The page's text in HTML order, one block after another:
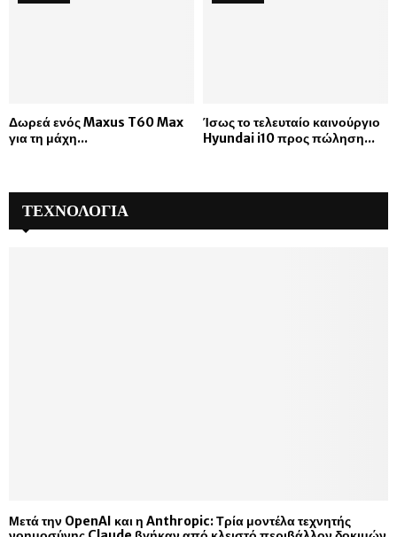
ΤΕΧΝΟΛΟΓΙΑ
Μετά την OpenAI και η Anthropic: Τρία μοντέλα τεχνητής
Δωρεά ενός Maxus T60 Max
για τη μάχη...
Ίσως το τελευταίο καινούργιο
Hyundai i10 προς πώληση...